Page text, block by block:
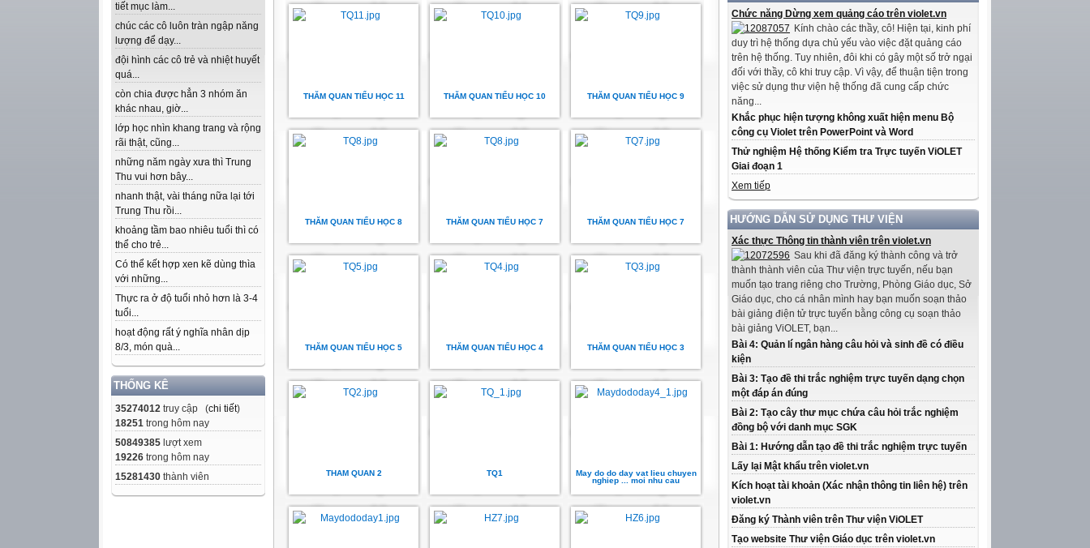
tiết mục làm...
chúc các cô luôn tràn ngập năng
lượng để dạy...
đội hình các cô trẻ và nhiệt huyết
quá...
còn chia được hẳn 3 nhóm ăn
khác nhau, giờ...
lớp học nhìn khang trang và rộng
rãi thật, cũng...
những năm ngày xưa thì Trung
Thu vui hơn bây...
nhanh thật, vài tháng nữa lại tới
Trung Thu rồi...
khoảng tầm bao nhiêu tuổi thì có
thể cho trẻ...
Có thể kết hợp xen kẽ dùng thìa
với những...
Thực ra ở độ tuổi nhỏ hơn là 3-4
tuổi...
hoạt động rất ý nghĩa nhân dịp
8/3, món quà...
THỐNG KÊ
35274012 truy cập (chi tiết)
18251 trong hôm nay
50849385 lượt xem
19226 trong hôm nay
15281430 thành viên
Chức năng Dừng xem quảng cáo trên violet.vn
Kính chào các thầy, cô! Hiện tại, kinh phí
duy trì hệ thống dựa chủ yếu vào việc đặt quảng cáo
trên hệ thống. Tuy nhiên, đôi khi có gây một số trở ngại
đối với thầy, cô khi truy cập. Vì vậy, để thuận tiện trong
việc sử dụng thư viện hệ thống đã cung cấp chức
năng...
Khắc phục hiện tượng không xuất hiện menu Bộ
công cụ Violet trên PowerPoint và Word
Thử nghiệm Hệ thống Kiểm tra Trực tuyến ViOLET
Giai đoạn 1
Xem tiếp
HƯỚNG DẪN SỬ DỤNG THƯ VIỆN
Xác thực Thông tin thành viên trên violet.vn
Sau khi đã đăng ký thành công và trở
thành thành viên của Thư viện trực tuyến, nếu bạn
muốn tạo trang riêng cho Trường, Phòng Giáo dục, Sở
Giáo dục, cho cá nhân mình hay bạn muốn soạn thảo
bài giảng điện tử trực tuyến bằng công cụ soạn thảo
bài giảng ViOLET, bạn...
Bài 4: Quản lí ngân hàng câu hỏi và sinh đề có điều
kiện
Bài 3: Tạo đề thi trắc nghiệm trực tuyến dạng chọn
một đáp án đúng
Bài 2: Tạo cây thư mục chứa câu hỏi trắc nghiệm
đồng bộ với danh mục SGK
Bài 1: Hướng dẫn tạo đề thi trắc nghiệm trực tuyến
Lấy lại Mật khẩu trên violet.vn
Kích hoạt tài khoản (Xác nhận thông tin liên hệ) trên
violet.vn
Đăng ký Thành viên trên Thư viện ViOLET
Tạo website Thư viện Giáo dục trên violet.vn
THĂM QUAN TIỂU HỌC 11 THĂM QUAN TIỂU HỌC 10 THĂM QUAN TIỂU HỌC 9
THĂM QUAN TIỂU HỌC 8 THĂM QUAN TIỂU HỌC 7 THĂM QUAN TIỂU HỌC 7
THĂM QUAN TIỂU HỌC 5 THĂM QUAN TIỂU HỌC 4 THĂM QUAN TIỂU HỌC 3
THAM QUAN 2 TQ1
May do do day vat lieu chuyen
nghiep ... moi nhu cau